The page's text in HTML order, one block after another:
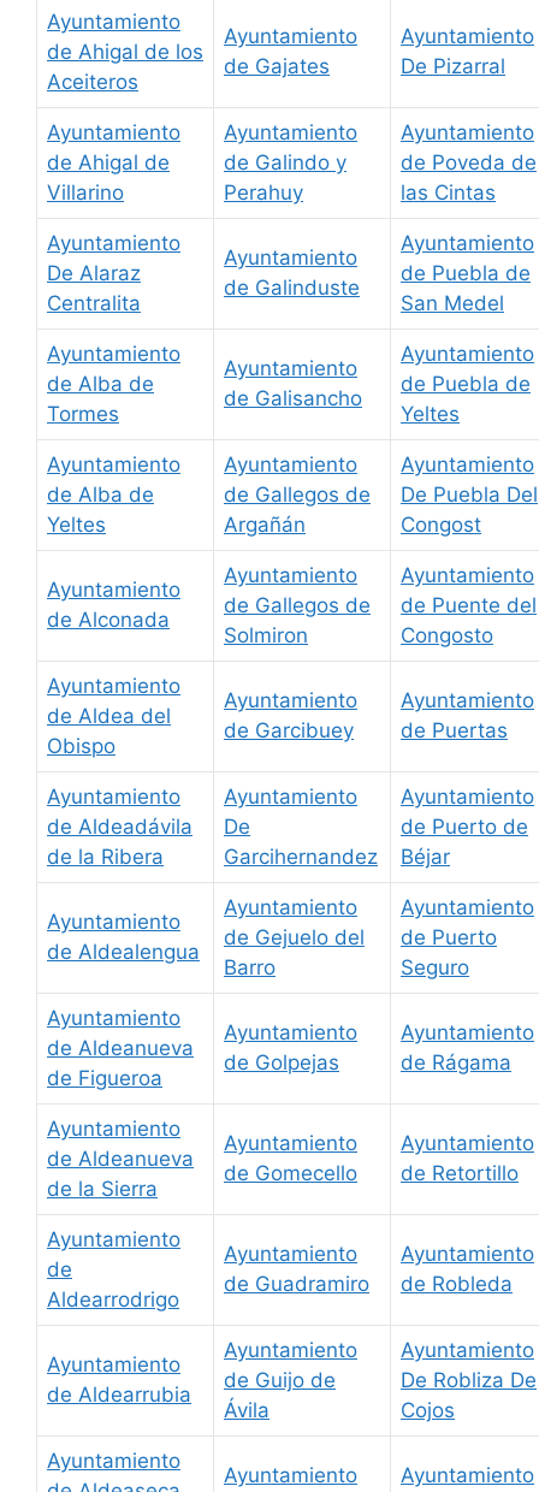
Ayuntamiento
de Ahigal de los
Aceiteros
Ayuntamiento
de Gajates
Ayuntamiento
De Pizarral
Ayuntamiento
de Ahigal de
Villarino
Ayuntamiento
de Galindo y
Perahuy
Ayuntamiento
de Poveda de
las Cintas
Ayuntamiento
De Alaraz
Centralita
Ayuntamiento
de Galinduste
Ayuntamiento
de Puebla de
San Medel
Ayuntamiento
de Alba de
Tormes
Ayuntamiento
de Galisancho
Ayuntamiento
de Puebla de
Yeltes
Ayuntamiento
de Alba de
Yeltes
Ayuntamiento
de Gallegos de
Argañán
Ayuntamiento
De Puebla Del
Congost
Ayuntamiento
de Alconada
Ayuntamiento
de Gallegos de
Solmiron
Ayuntamiento
de Puente del
Congosto
Ayuntamiento
de Aldea del
Obispo
Ayuntamiento
de Garcibuey
Ayuntamiento
de Puertas
Ayuntamiento
de Aldeadávila
de la Ribera
Ayuntamiento
De
Garcihernandez
Ayuntamiento
de Puerto de
Béjar
Ayuntamiento
de Aldealengua
Ayuntamiento
de Gejuelo del
Barro
Ayuntamiento
de Puerto
Seguro
Ayuntamiento
de Aldeanueva
de Figueroa
Ayuntamiento
de Golpejas
Ayuntamiento
de Rágama
Ayuntamiento
de Aldeanueva
de la Sierra
Ayuntamiento
de Gomecello
Ayuntamiento
de Retortillo
Ayuntamiento
de
Aldearrodrigo
Ayuntamiento
de Guadramiro
Ayuntamiento
de Robleda
Ayuntamiento
de Aldearrubia
Ayuntamiento
de Guijo de
Ávila
Ayuntamiento
De Robliza De
Cojos
Ayuntamiento
Ayuntamiento Ayuntamiento